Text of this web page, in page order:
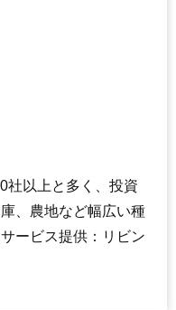
社以上と多く、投資
、農地など幅広い種
ービス提供：リビン